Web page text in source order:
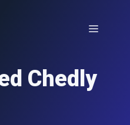
Menü
Chedly